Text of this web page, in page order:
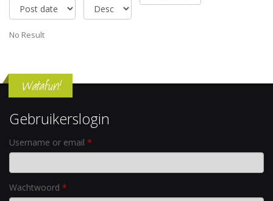
No Result
Watafun!
Gebruikerslogin
Username or email *
Wachtwoord *